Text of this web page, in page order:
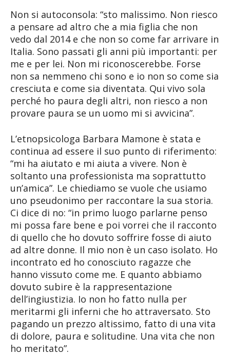
Non si autoconsola: “sto malissimo. Non riesco
a pensare ad altro che a mia figlia che non
vedo dal 2014 e che non so come far arrivare in
Italia. Sono passati gli anni più importanti: per
me e per lei. Non mi riconoscerebbe. Forse
non sa nemmeno chi sono e io non so come sia
cresciuta e come sia diventata. Qui vivo sola
perché ho paura degli altri, non riesco a non
provare paura se un uomo mi si avvicina”.
L’etnopsicologa Barbara Mamone è stata e
continua ad essere il suo punto di riferimento:
“mi ha aiutato e mi aiuta a vivere. Non è
soltanto una professionista ma soprattutto
un’amica”. Le chiediamo se vuole che usiamo
uno pseudonimo per raccontare la sua storia.
Ci dice di no: “in primo luogo parlarne penso
mi possa fare bene e poi vorrei che il racconto
di quello che ho dovuto soffrire fosse di aiuto
ad altre donne. Il mio non è un caso isolato. Ho
incontrato ed ho conosciuto ragazze che
hanno vissuto come me. E quanto abbiamo
dovuto subire è la rappresentazione
dell’ingiustizia. Io non ho fatto nulla per
meritarmi gli inferni che ho attraversato. Sto
pagando un prezzo altissimo, fatto di una vita
di dolore, paura e solitudine. Una vita che non
ho meritato”.